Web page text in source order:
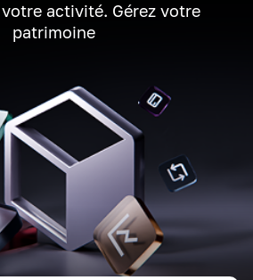
activité. Gérez votre
patrimoine